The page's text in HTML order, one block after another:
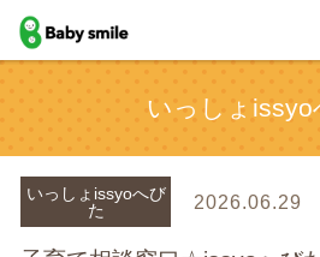
baby smile
いっしょissyo
いっしょissyoへび
た
2026.06.29